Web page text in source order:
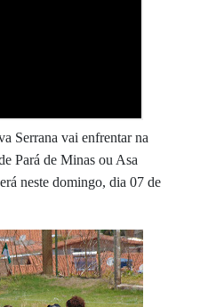
Serrana vai enfrentar na
Pará de Minas ou Asa
neste domingo, dia 07 de